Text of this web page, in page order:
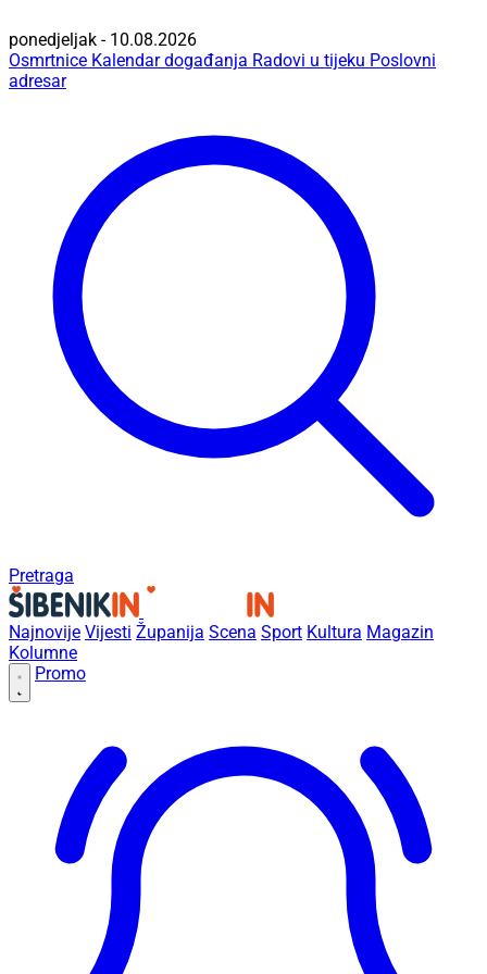
ponedjeljak - 10.08.2026
Osmrtnice Kalendar događanja Radovi u tijeku Poslovni
adresar
Pretraga
Najnovije Vijesti Županija Scena Sport Kultura Magazin
Kolumne
Promo